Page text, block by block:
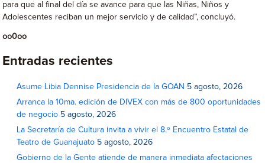
para que al final del día se avance para que las Niñas, Niños y
Adolescentes reciban un mejor servicio y de calidad”, concluyó.
oo0oo
Entradas recientes
Asume Libia Dennise Presidencia de la GOAN 5 agosto, 2026
Arranca la 10ma. edición de DIVEX con más de 800 oportunidades
de negocio 5 agosto, 2026
La Secretaría de Cultura invita a vivir el 8.º Encuentro Estatal de
Teatro de Guanajuato 5 agosto, 2026
Gobierno de la Gente atiende de manera inmediata afectaciones